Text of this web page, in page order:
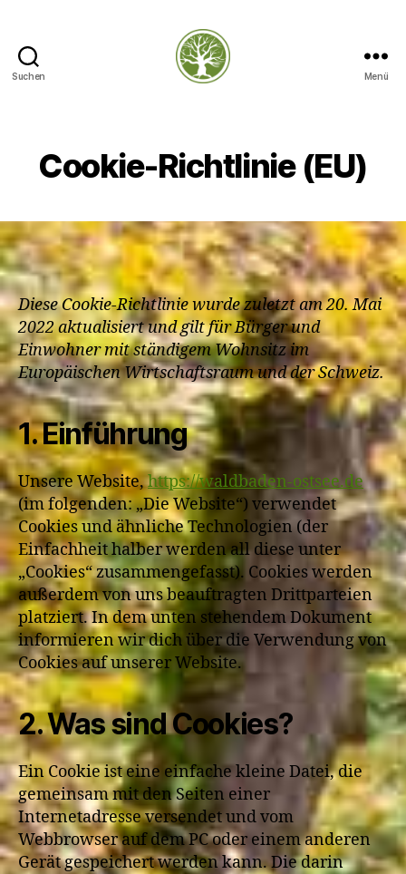
Suchen Menü
Cookie-Richtlinie (EU)
Diese Cookie-Richtlinie wurde zuletzt am 20. Mai
2022 aktualisiert und gilt für Bürger und
Einwohner mit ständigem Wohnsitz im
Europäischen Wirtschaftsraum und der Schweiz.
1. Einführung
Unsere Website,https://waldbaden-ostsee.de
(im folgenden: „Die Website“) verwendet
Cookies und ähnliche Technologien (der
Einfachheit halber werden all diese unter
„Cookies“ zusammengefasst). Cookies werden
außerdem von uns beauftragten Drittparteien
platziert. In dem unten stehendem Dokument
informieren wir dich über die Verwendung von
Cookies auf unserer Website.
2. Was sind Cookies?
Ein Cookie ist eine einfache kleine Datei, die
gemeinsam mit den Seiten einer
Internetadresse versendet und vom
Webbrowser auf dem PC oder einem anderen
Gerät gespeichert werden kann. Die darin